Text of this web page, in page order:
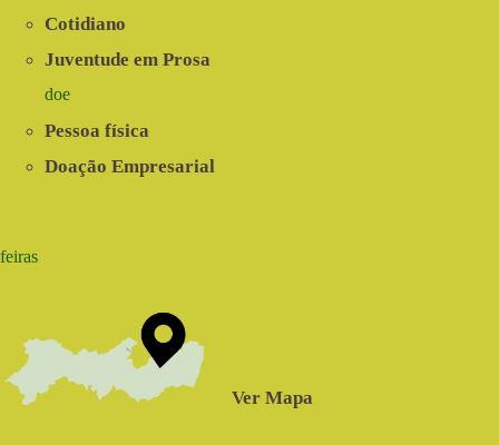
Cotidiano
Juventude em Prosa
doe
Pessoa física
Doação Empresarial
feiras
Ver Mapa